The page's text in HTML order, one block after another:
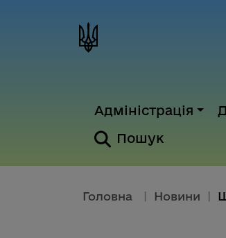
Адміністрація
Пошук
Головна Новини